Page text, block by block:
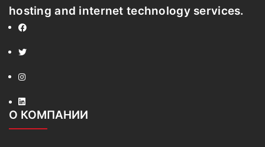
hosting and internet technology services.
О КОМПАНИИ